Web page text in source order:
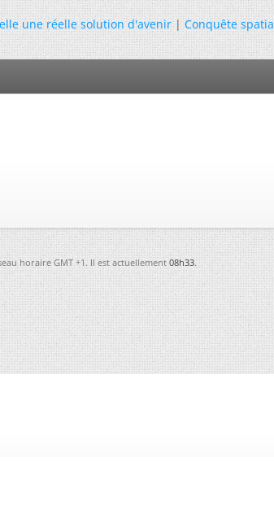
une réelle solution d'avenir|Conquête
horaire GMT +1. Il est actuellement08h33.